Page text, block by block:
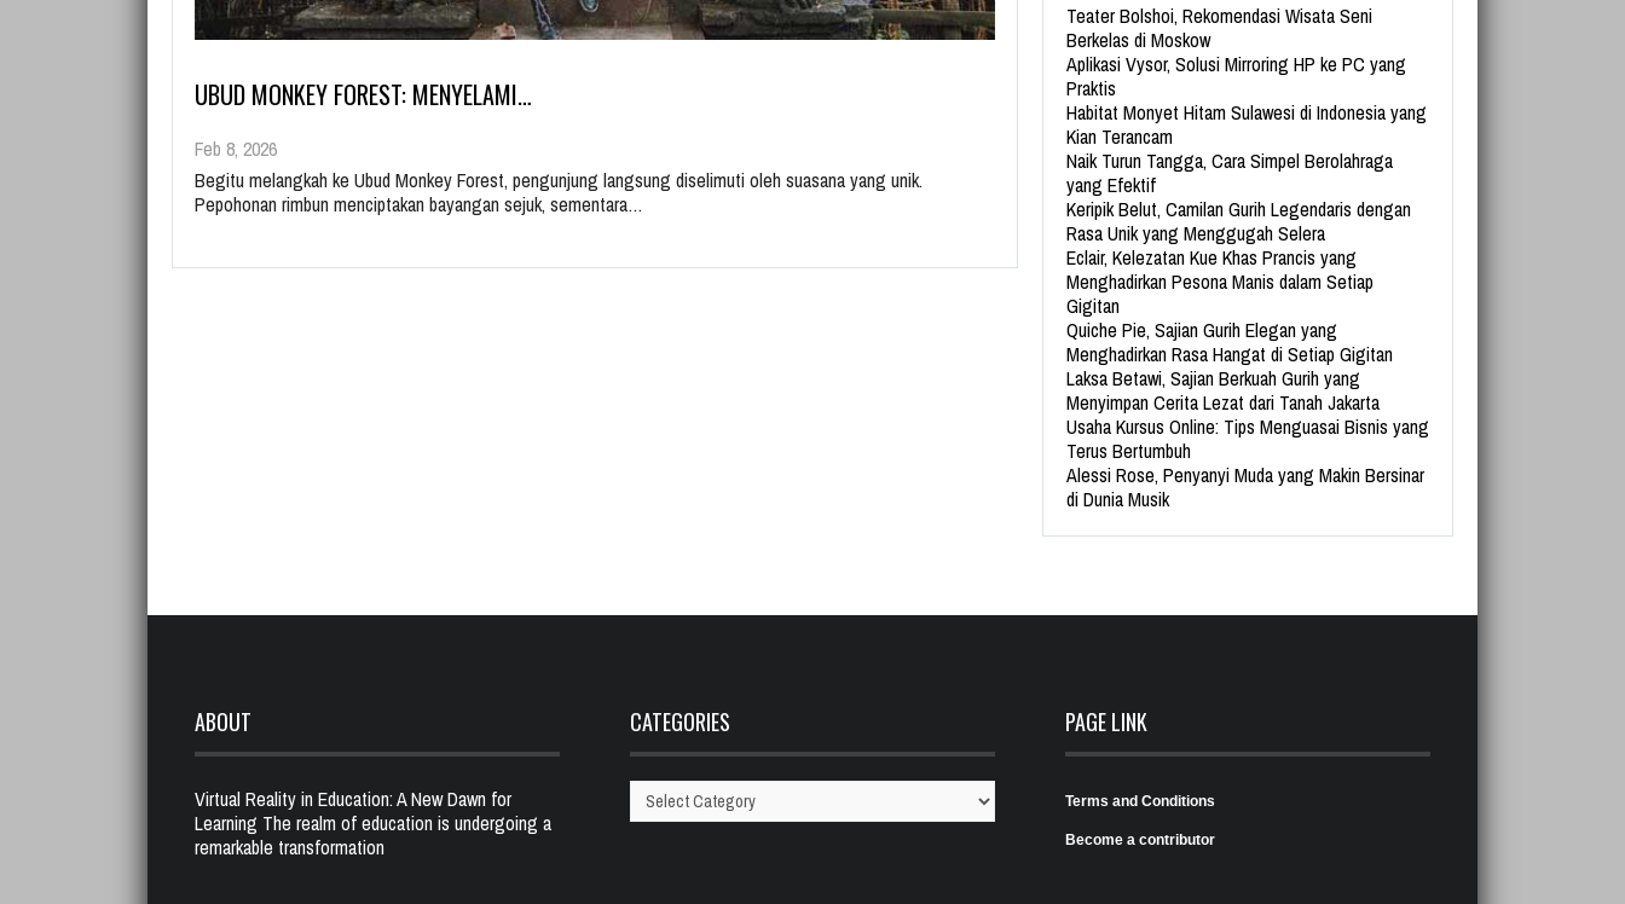
UBUD MONKEY FOREST: MENYELAMI…
Feb 8, 2026
Begitu melangkah ke Ubud Monkey Forest, pengunjung langsung diselimuti oleh suasana yang unik.
Pepohonan rimbun menciptakan bayangan sejuk, sementara…
Teater Bolshoi, Rekomendasi Wisata Seni
Berkelas di Moskow
Aplikasi Vysor, Solusi Mirroring HP ke PC yang
Praktis
Habitat Monyet Hitam Sulawesi di Indonesia yang
Kian Terancam
Naik Turun Tangga, Cara Simpel Berolahraga
yang Efektif
Keripik Belut, Camilan Gurih Legendaris dengan
Rasa Unik yang Menggugah Selera
Eclair, Kelezatan Kue Khas Prancis yang
Menghadirkan Pesona Manis dalam Setiap
Gigitan
Quiche Pie, Sajian Gurih Elegan yang
Menghadirkan Rasa Hangat di Setiap Gigitan
Laksa Betawi, Sajian Berkuah Gurih yang
Menyimpan Cerita Lezat dari Tanah Jakarta
Usaha Kursus Online: Tips Menguasai Bisnis yang
Terus Bertumbuh
Alessi Rose, Penyanyi Muda yang Makin Bersinar
di Dunia Musik
ABOUT
Virtual Reality in Education: A New Dawn for
Learning The realm of education is undergoing a
remarkable transformation
CATEGORIES
Categories
PAGE LINK
Terms and Conditions
Become a contributor